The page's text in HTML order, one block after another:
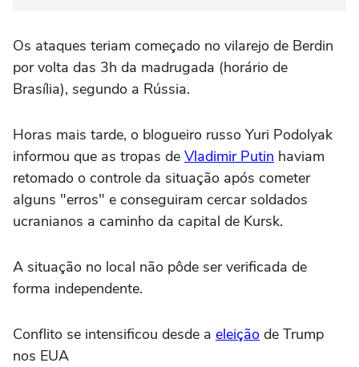
Os ataques teriam começado no vilarejo de Berdin
por volta das 3h da madrugada (horário de
Brasília), segundo a Rússia.
Horas mais tarde, o blogueiro russo Yuri Podolyak
informou que as tropas de Vladimir Putin haviam
retomado o controle da situação após cometer
alguns "erros" e conseguiram cercar soldados
ucranianos a caminho da capital de Kursk.
A situação no local não pôde ser verificada de
forma independente.
Conflito se intensificou desde a eleição de Trump
nos EUA